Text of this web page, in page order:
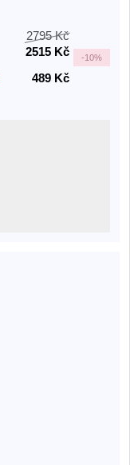
2795 Kč
2515 Kč
-10%
489 Kč